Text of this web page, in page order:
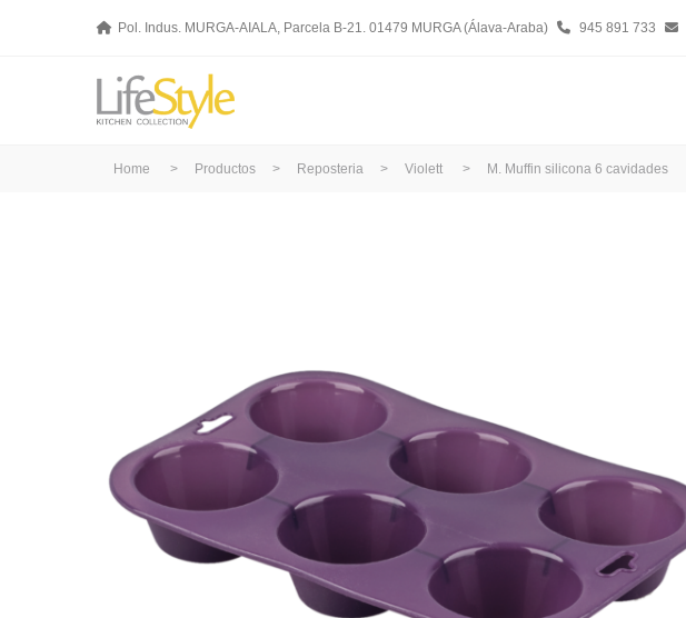
Pol. Indus. MURGA-AIALA, Parcela B-21. 01479 MURGA (Álava-Araba) 945 891 733
Home > Productos > Reposteria > Violett > M. Muffin silicona 6 cavidades